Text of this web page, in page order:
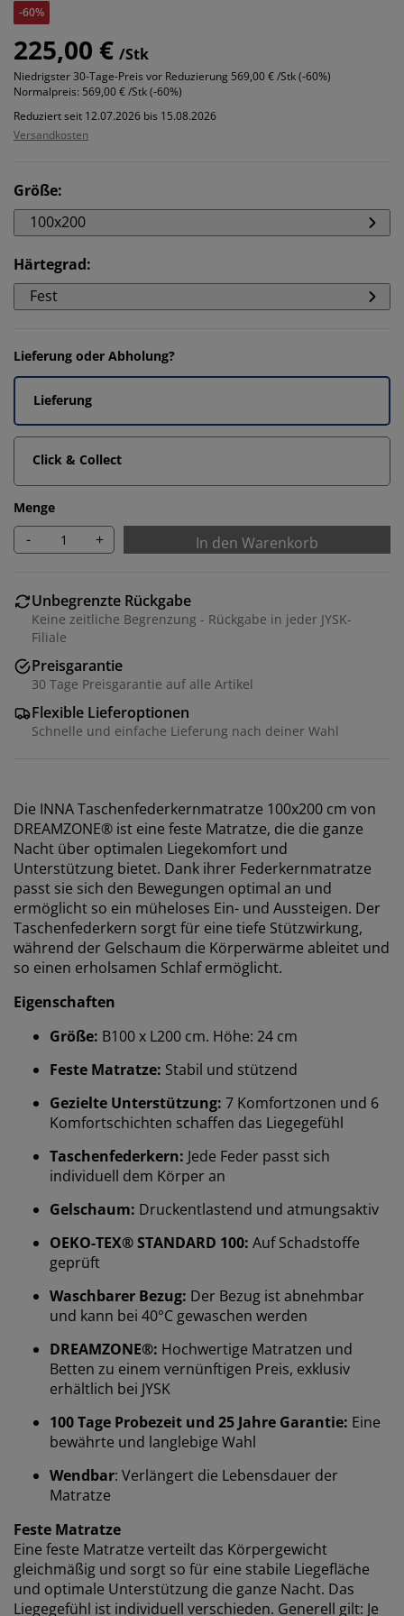
-60%
225,00 € /Stk
Niedrigster 30-Tage-Preis vor Reduzierung 569,00 € /Stk (-60%)
Normalpreis: 569,00 € /Stk (-60%)
Reduziert seit 12.07.2026 bis 15.08.2026
Versandkosten
Größe:
100x200
Härtegrad:
Fest
Lieferung oder Abholung?
Lieferung
Click & Collect
Menge
- + In den Warenkorb
Unbegrenzte Rückgabe
Keine zeitliche Begrenzung - Rückgabe in jeder JYSK-
Filiale
Preisgarantie
30 Tage Preisgarantie auf alle Artikel
Flexible Lieferoptionen
Schnelle und einfache Lieferung nach deiner Wahl
Die INNA Taschenfederkernmatratze 100x200 cm von
DREAMZONE® ist eine feste Matratze, die die ganze
Nacht über optimalen Liegekomfort und
Unterstützung bietet. Dank ihrer Federkernmatratze
passt sie sich den Bewegungen optimal an und
ermöglicht so ein müheloses Ein- und Aussteigen. Der
Taschenfederkern sorgt für eine tiefe Stützwirkung,
während der Gelschaum die Körperwärme ableitet und
so einen erholsamen Schlaf ermöglicht.
Eigenschaften
Größe: B100 x L200 cm. Höhe: 24 cm
Feste Matratze: Stabil und stützend
Gezielte Unterstützung: 7 Komfortzonen und 6
Komfortschichten schaffen das Liegegefühl
Taschenfederkern: Jede Feder passt sich
individuell dem Körper an
Gelschaum: Druckentlastend und atmungsaktiv
OEKO-TEX® STANDARD 100: Auf Schadstoffe
geprüft
Waschbarer Bezug: Der Bezug ist abnehmbar
und kann bei 40°C gewaschen werden
DREAMZONE®: Hochwertige Matratzen und
Betten zu einem vernünftigen Preis, exklusiv
erhältlich bei JYSK
100 Tage Probezeit und 25 Jahre Garantie: Eine
bewährte und langlebige Wahl
Wendbar: Verlängert die Lebensdauer der
Matratze
Feste Matratze
Eine feste Matratze verteilt das Körpergewicht
gleichmäßig und sorgt so für eine stabile Liegefläche
und optimale Unterstützung die ganze Nacht. Das
Liegegefühl ist individuell verschieden. Generell gilt: Je
Wir personalisieren dein Erlebnis
Bei JYSK verwenden wir Cookies und mobile
Kennungen, um dir ein optimales Erlebnis auf unserer
Website zu bieten. Cookies sammeln Informationen
über dich, um Funktionen, Statistiken und relevante
Werbung zu ermöglichen.
Wenn du Marketing-Cookies akzeptierst, teilen wir
deine Browsing-Daten mit unseren Marketingpartnern